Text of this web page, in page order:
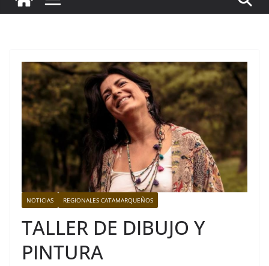
NOTICIAS REGIONALES CATAMARQUEÑOS
TALLER DE DIBUJO Y
PINTURA